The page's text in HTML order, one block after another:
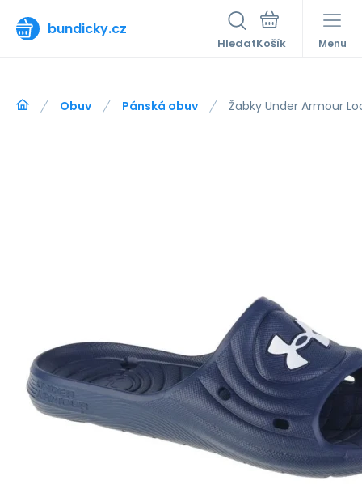
bundicky.cz
Hledat Menu
Obuv Pánská obuv Žabky Under Armour